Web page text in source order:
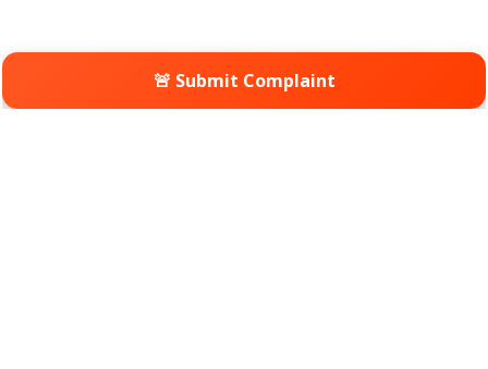
🚨 Submit Complaint